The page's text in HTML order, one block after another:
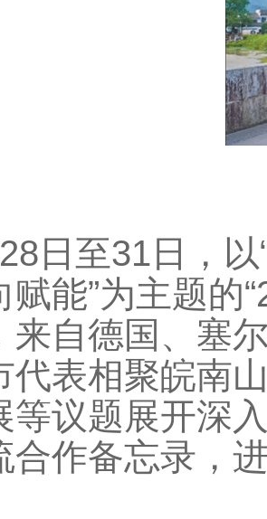
至31日，以
赋能”为主题的
来自德国、塞
代表相聚皖南
等议题展开深
合作备忘录，